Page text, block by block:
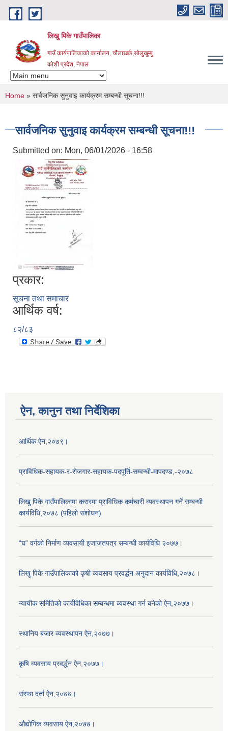
Skip to main content
लिखु पिके गाउँपालिका
गाउँ कार्यपालिकाको कार्यालय, चौंलाखर्क,सोलुखुम्बु
कोशी प्रदेश, नेपाल
You are here
Home » सार्वजनिक सुनुवाइ कार्यक्रम सम्बन्धी सूचना!!!
सार्वजनिक सुनुवाइ कार्यक्रम सम्बन्धी सूचना!!!
Submitted on: Mon, 06/01/2026 - 16:58
प्रकार:
सूचना तथा समाचार
आर्थिक वर्ष:
८२/८३
ऐन, कानुन तथा निर्देशिका
आर्थिक ऐन,२०७९।
प्राविधिक-सहायक-र-रोजगार-सहायक-पदपूर्ति-सम्वन्धी-मापदण्ड,-२०७८
लिखु पिके गाउँपालिकामा करारमा प्राविधिक कर्मचारी व्यवस्थापन गर्ने सम्बन्धी
कार्यविधि,२०७८ (पहिलो संशोधन)
“घ” वर्गको निर्माण व्यवसायी इजाजतपत्र सम्बन्धी कार्यविधि २०७७।
लिखु पिके गाउँपालिकाको कृषी व्यवसाय प्रवर्द्धन अनुदान कार्यविधि,२०७८।
न्यायीक समितिको कार्यविधिका सम्बन्धमा व्यवस्था गर्न बनेको ऐन,२०७७।
स्थानिय बजार व्यवस्थापन ऐन,२०७७।
कृषि व्यवसाय प्रवर्द्धन ऐन,२०७७।
संस्था दर्ता ऐन,२०७७।
औद्योगिक व्यवसाय ऐन,२०७७।